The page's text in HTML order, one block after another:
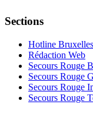
Sections
Hotline Bruxelles
Rédaction Web
Secours Rouge
Secours Rouge
Secours Rouge
Secours Rouge